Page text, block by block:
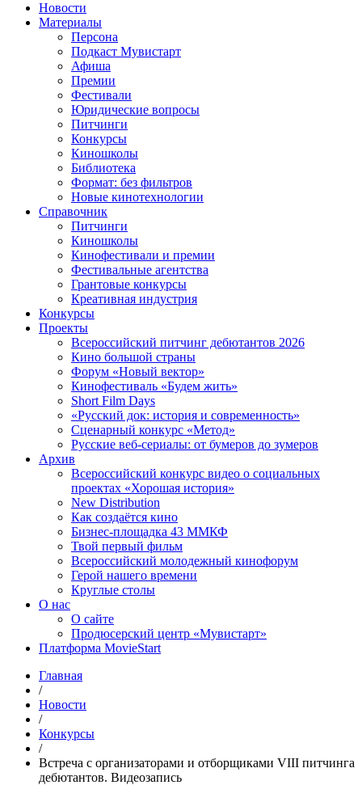
Новости
Материалы
Персона
Подкаст Мувистарт
Афиша
Премии
Фестивали
Юридические вопросы
Питчинги
Конкурсы
Киношколы
Библиотека
Формат: без фильтров
Новые кинотехнологии
Справочник
Питчинги
Киношколы
Кинофестивали и премии
Фестивальные агентства
Грантовые конкурсы
Креативная индустрия
Конкурсы
Проекты
Всероссийский питчинг дебютантов 2026
Кино большой страны
Форум «Новый вектор»
Кинофестиваль «Будем жить»
Short Film Days
«Русский док: история и современность»
Сценарный конкурс «Метод»
Русские веб-сериалы: от бумеров до зумеров
Архив
Всероссийский конкурс видео о социальных
проектах «Хорошая история»
New Distribution
Как создаётся кино
Бизнес-площадка 43 ММКФ
Твой первый фильм
Всероссийский молодежный кинофорум
Герой нашего времени
Круглые столы
О нас
О сайте
Продюсерский центр «Мувистарт»
Платформа MovieStart
Главная
/
Новости
/
Конкурсы
/
Встреча с организаторами и отборщиками VIII питчинга
дебютантов. Видеозапись